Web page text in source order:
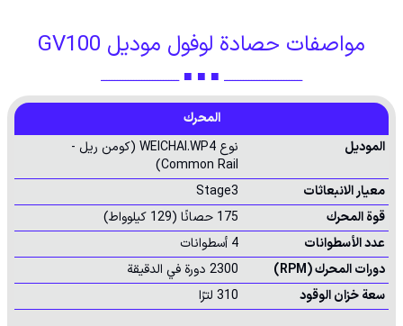
مواصفات حصادة لوفول موديل GV100
ـــــــــــــــــــــــــــــ ■ ■ ■ ـــــــــــــــــــــــــــــ
المحرك
الموديل
نوع WEICHAI.WP4 (كومن ريل -
Common Rail)
معيار الانبعاثات
Stage3
قوة المحرك
175 حصانًا (129 كيلوواط)
عدد الأسطوانات
4 أسطوانات
دورات المحرك (RPM)
2300 دورة في الدقيقة
سعة خزان الوقود
310 لترًا